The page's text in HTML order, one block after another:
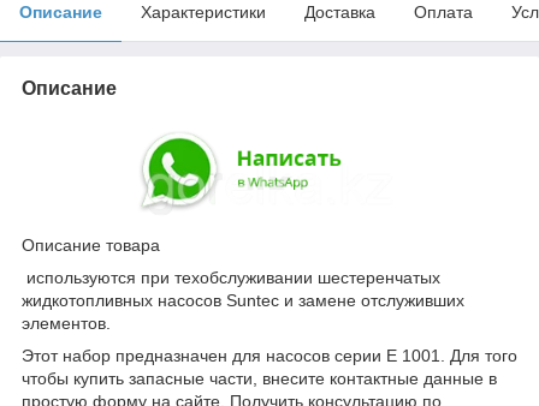
Описание Характеристики Доставка Оплата
Описание
Описание товара
используются при техобслуживании шестеренчатых
жидкотопливных насосов Suntec и замене отслуживших
элементов.
Этот набор предназначен для насосов серии E 1001. Для того
чтобы купить запасные части, внесите контактные данные в
простую форму на сайте. Получить консультацию по